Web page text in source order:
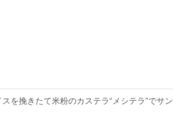
を挽きたて米粉のカステラ“メシテラ”でサン